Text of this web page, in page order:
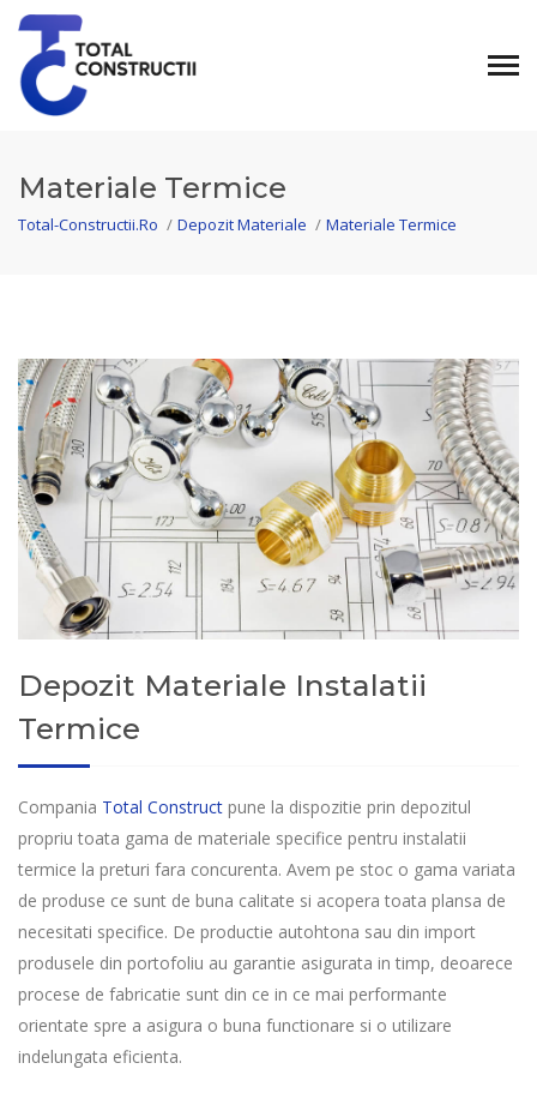
Materiale Termice
Total-Constructii.Ro / Depozit Materiale / Materiale Termice
Depozit Materiale Instalatii
Termice
Compania Total Construct pune la dispozitie prin depozitul
propriu toata gama de materiale specifice pentru instalatii
termice la preturi fara concurenta. Avem pe stoc o gama variata
de produse ce sunt de buna calitate si acopera toata plansa de
necesitati specifice. De productie autohtona sau din import
produsele din portofoliu au garantie asigurata in timp, deoarece
procese de fabricatie sunt din ce in ce mai performante
orientate spre a asigura o buna functionare si o utilizare
indelungata eficienta.